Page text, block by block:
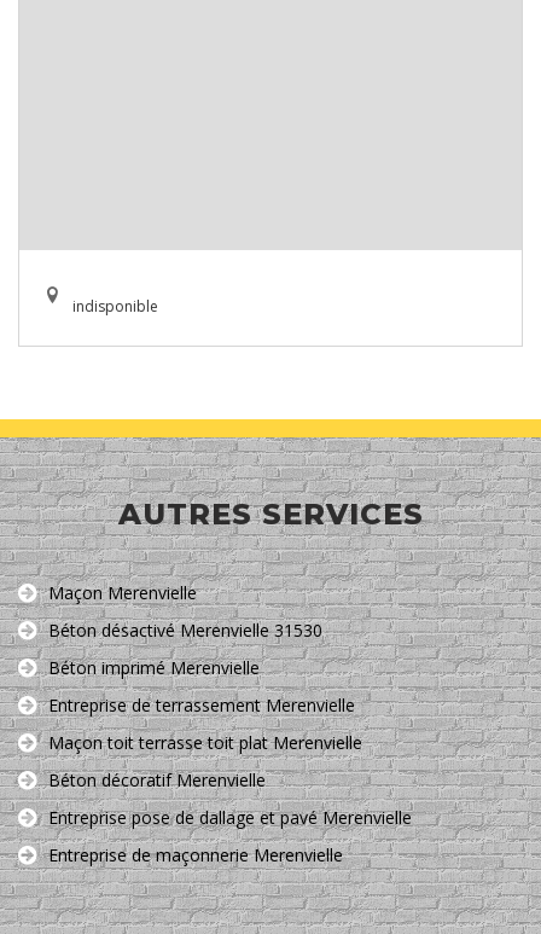
indisponible
AUTRES SERVICES
Maçon Merenvielle
Béton désactivé Merenvielle 31530
Béton imprimé Merenvielle
Entreprise de terrassement Merenvielle
Maçon toit terrasse toit plat Merenvielle
Béton décoratif Merenvielle
Entreprise pose de dallage et pavé Merenvielle
Entreprise de maçonnerie Merenvielle